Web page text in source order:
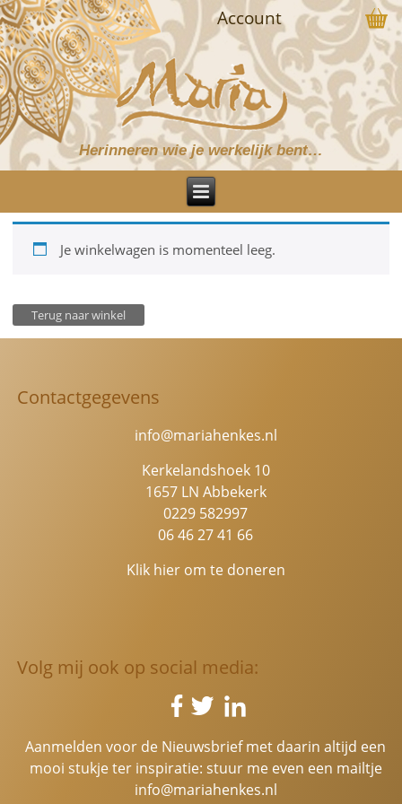
Herinneren wie je werkelijk bent…
Account
Je winkelwagen is momenteel leeg.
Terug naar winkel
Contactgegevens
info@mariahenkes.nl
Kerkelandshoek 10
1657 LN Abbekerk
0229 582997
06 46 27 41 66
Klik hier om te doneren
Volg mij ook op social media:
Aanmelden voor de Nieuwsbrief met daarin altijd een
mooi stukje ter inspiratie: stuur me even een mailtje
info@mariahenkes.nl